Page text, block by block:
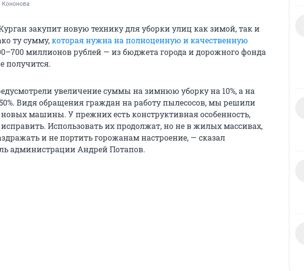
Кононова
закупит новую технику для уборки улиц как зимой, так и
ту сумму,которая нужна на полноценную и качественную
миллионов рублей — из бюджета города и дорожного фонда
получится.
увеличение суммы на зимнюю уборку на 10%, а на
50%. Видя обращения граждан на работу пылесосов, мы решили
машины. У прежних есть конструктивная особенность,
Использовать их продолжат, но не в жилых массивах,
и не портить горожанам настроение, — сказал
администрации Андрей Потапов.